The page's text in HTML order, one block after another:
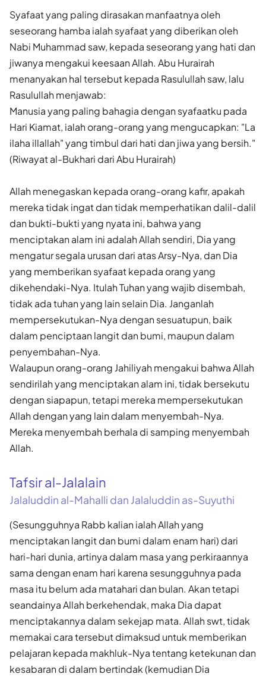
Syafaat yang paling dirasakan manfaatnya oleh
seseorang hamba ialah syafaat yang diberikan oleh
Nabi Muhammad saw, kepada seseorang yang hati dan
jiwanya mengakui keesaan Allah. Abu Hurairah
menanyakan hal tersebut kepada Rasulullah saw, lalu
Rasulullah menjawab:
Manusia yang paling bahagia dengan syafaatku pada
Hari Kiamat, ialah orang-orang yang mengucapkan: "La
ilaha illallah" yang timbul dari hati dan jiwa yang bersih."
(Riwayat al-Bukhari dari Abu Hurairah)
Allah menegaskan kepada orang-orang kafir, apakah
mereka tidak ingat dan tidak memperhatikan dalil-dalil
dan bukti-bukti yang nyata ini, bahwa yang
menciptakan alam ini adalah Allah sendiri, Dia yang
mengatur segala urusan dari atas Arsy-Nya, dan Dia
yang memberikan syafaat kepada orang yang
dikehendaki-Nya. Itulah Tuhan yang wajib disembah,
tidak ada tuhan yang lain selain Dia. Janganlah
mempersekutukan-Nya dengan sesuatupun, baik
dalam penciptaan langit dan bumi, maupun dalam
penyembahan-Nya.
Walaupun orang-orang Jahiliyah mengakui bahwa Allah
sendirilah yang menciptakan alam ini, tidak bersekutu
dengan siapapun, tetapi mereka mempersekutukan
Allah dengan yang lain dalam menyembah-Nya.
Mereka menyembah berhala di samping menyembah
Allah.
Tafsir al-Jalalain
Jalaluddin al-Mahalli dan Jalaluddin as-Suyuthi
(Sesungguhnya Rabb kalian ialah Allah yang
menciptakan langit dan bumi dalam enam hari) dari
hari-hari dunia, artinya dalam masa yang perkiraannya
sama dengan enam hari karena sesungguhnya pada
masa itu belum ada matahari dan bulan. Akan tetapi
seandainya Allah berkehendak, maka Dia dapat
menciptakannya dalam sekejap mata. Allah swt, tidak
memakai cara tersebut dimaksud untuk memberikan
pelajaran kepada makhluk-Nya tentang ketekunan dan
kesabaran di dalam bertindak (kemudian Dia